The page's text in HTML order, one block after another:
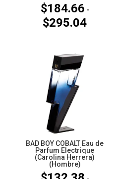
$184.66 -
$295.04Rango
BAD BOY COBALT Eau de
Parfum Electrique
(Carolina Herrera)
(Hombre)